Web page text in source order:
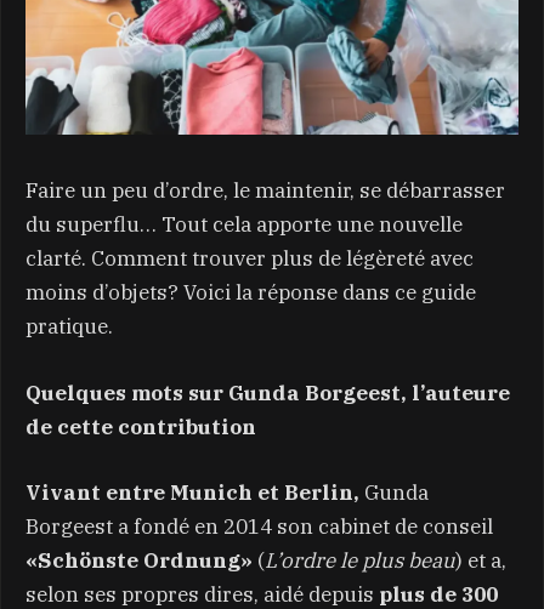
Faire un peu d’ordre, le maintenir, se débarrasser
du superflu… Tout cela apporte une nouvelle
clarté. Comment trouver plus de légèreté avec
moins d’objets? Voici la réponse dans ce guide
pratique.
Quelques mots sur Gunda Borgeest, l’auteure
de cette contribution
Vivant entre Munich et Berlin, Gunda
Borgeest a fondé en 2014 son cabinet de conseil
«Schönste Ordnung» (L’ordre le plus beau) et a,
selon ses propres dires, aidé depuis plus de 300